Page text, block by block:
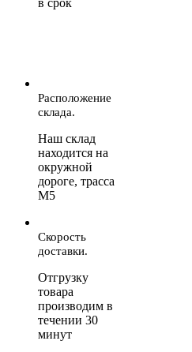
в срок
Расположение
склада.
Наш склад
находится на
окружной
дороге, трасса
М5
Скорость
доставки.
Отгрузку
товара
производим в
течении 30
минут